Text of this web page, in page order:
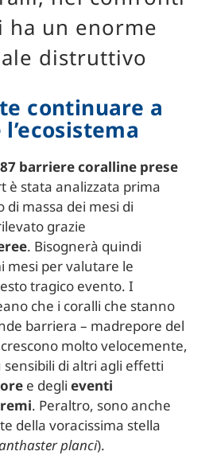
ha un enorme
distruttivo
continuare a
87 barriere coralline prese
è stata analizzata prima
di massa dei mesi di
grazie
. Bisognerà quindi
mesi per valutare le
tragico evento. I
che i coralli che stanno
barriera – madrepore del
molto velocemente,
di altri agli effetti
e degli eventi
. Peraltro, sono anche
della voracissima stella
planci).